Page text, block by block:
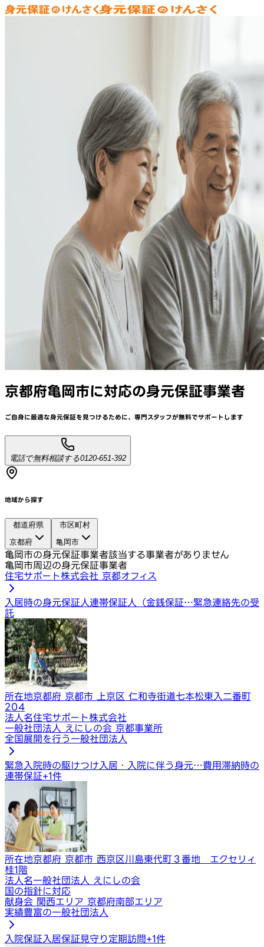
京都府亀岡市に対応の身元保証事業者
ご自身に最適な身元保証を見つけるために、 専門スタッフが無料でサポートします
電話で無料相談する0120-651-392
地域から探す
都道府県
京都府
市区町村
亀岡市
亀岡市の身元保証事業者該当する事業者がありません
亀岡市周辺の身元保証事業者
住宅サポート株式会社 京都オフィス
入居時の身元保証人連帯保証人（金銭保証…緊急連絡先の受
託
所在地京都府 京都市 上京区 仁和寺街道七本松東入二番町
204
法人名住宅サポート株式会社
一般社団法人 えにしの会 京都事業所
全国展開を行う一般社団法人
緊急入院時の駆けつけ 入居・入院に伴う身元…費用滞納時の
連帯保証+1件
所在地京都府 京都市 西京区川島東代町３番地 エクセリィ
桂1階
法人名一般社団法人 えにしの会
国の指針に対応
献身会 関西エリア 京都府南部エリア
実績豊富の一般社団法人
入院保証 入居保証見守り定期訪問+1件